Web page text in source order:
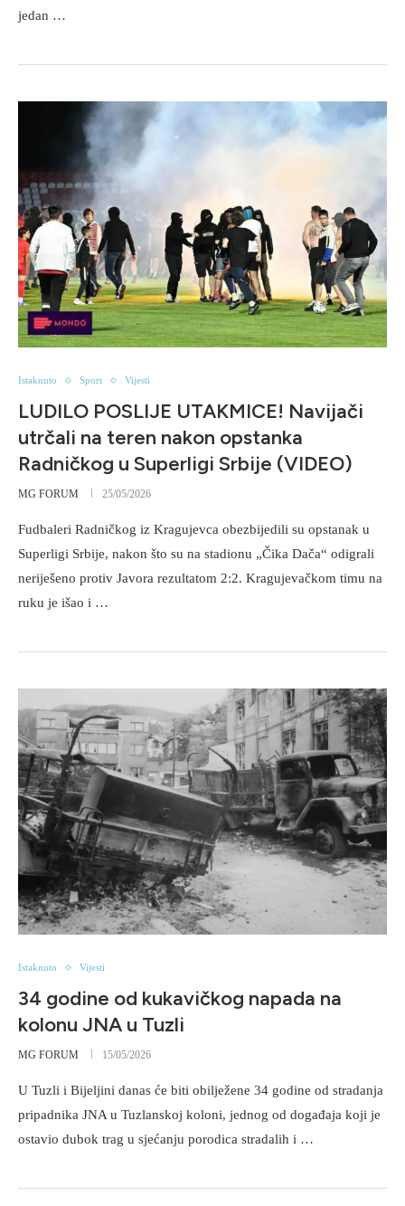
jedan …
Istaknuto Sport Vijesti
LUDILO POSLIJE UTAKMICE! Navijači
utrčali na teren nakon opstanka
Radničkog u Superligi Srbije (VIDEO)
MG FORUM 25/05/2026
Fudbaleri Radničkog iz Kragujevca obezbijedili su opstanak u
Superligi Srbije, nakon što su na stadionu „Čika Dača“ odigrali
neriješeno protiv Javora rezultatom 2:2. Kragujevačkom timu na
ruku je išao i …
Istaknuto Vijesti
34 godine od kukavičkog napada na
kolonu JNA u Tuzli
MG FORUM 15/05/2026
U Tuzli i Bijeljini danas će biti obilježene 34 godine od stradanja
pripadnika JNA u Tuzlanskoj koloni, jednog od događaja koji je
ostavio dubok trag u sjećanju porodica stradalih i …